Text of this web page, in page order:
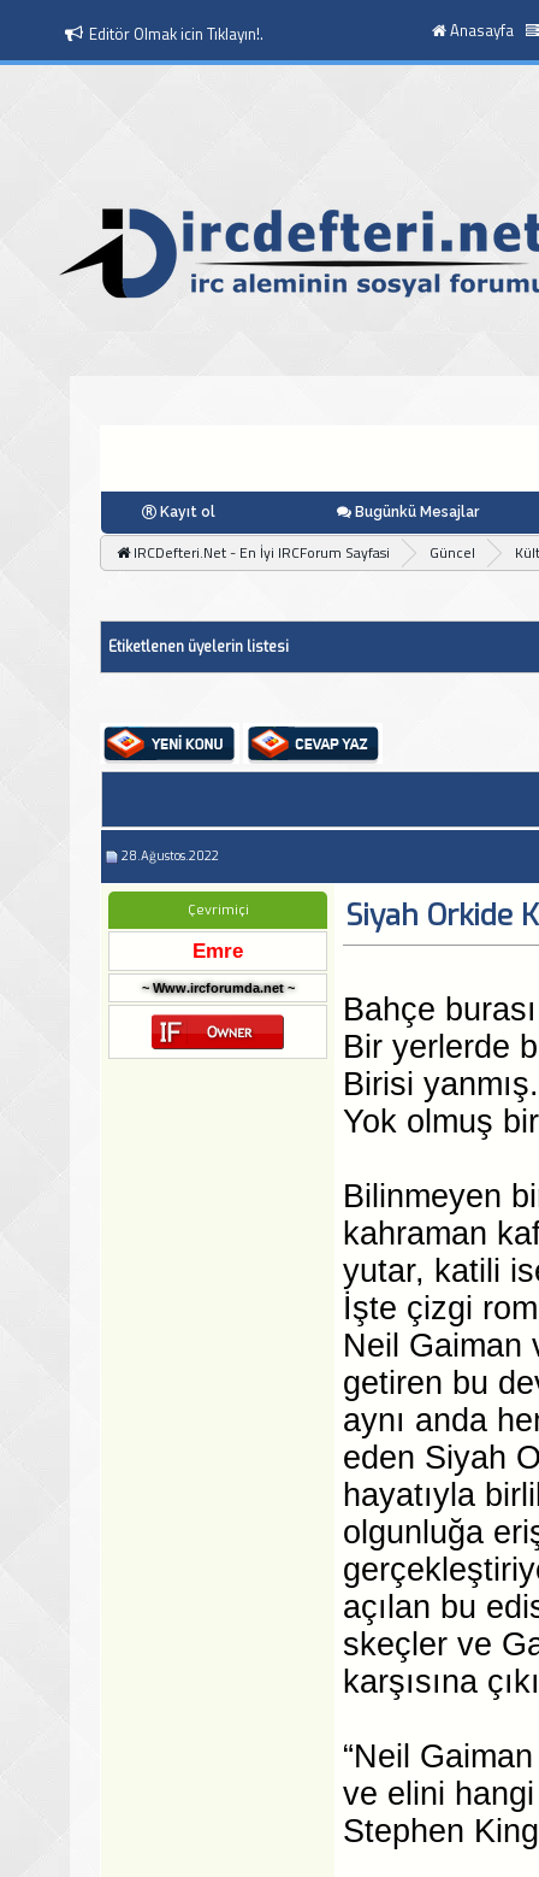
Editör Olmak icin Tıklayın!.
Moderatör Olmak icin Tıklayın!. Anasayfa
Kayıt ol Bugünkü Mesajlar
IRCDefteri.Net - En İyi IRCForum Sayfasi Güncel
Etiketlenen üyelerin listesi
28.Ağustos.2022
Çevrimiçi
Emre
~ Www.ircforumda.net ~
Siyah Orkide
Bahçe
Bir yerlerde
Birisi yanmış.
Yok olmuş
Bilinmeyen
kahraman
yutar, katili
İşte çizgi
Neil Gaiman
getiren bu
aynı anda
eden Siyah
hayatıyla
olgunluğa
açılan bu
skeçler ve
karşısına
“Neil
ve elini hangi
Stephen King